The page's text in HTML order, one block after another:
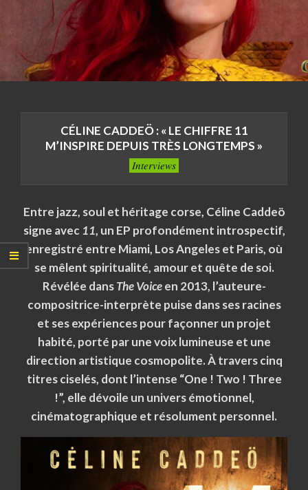
CÉLINE CADDEÖ : « LE CHIFFRE 11
M’INSPIRE DEPUIS TRÈS LONGTEMPS »
Interviews
Entre jazz, soul et héritage corse, Céline Caddeö
signe avec 11, un EP profondément introspectif,
enregistré entre Miami, Los Angeles et Paris, où
se mêlent spiritualité, amour et quête de soi.
Révélée dansThe Voiceen 2013, l’auteure-
compositrice-interprète puise dans ses racines
et ses expériences pour façonner un projet
habité, porté par une voix lumineuse et une
direction artistique cosmopolite. À travers cinq
titres ciselés, dont l’intense “One ! Two ! Three
!”, elle dévoile un univers émotionnel,
cinématographique et résolument personnel.